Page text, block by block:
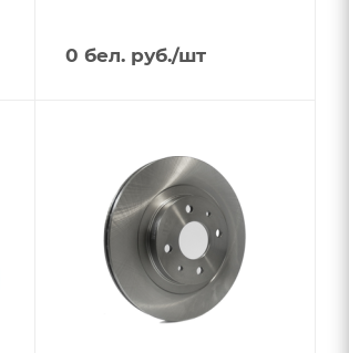
0 бел. руб./шт